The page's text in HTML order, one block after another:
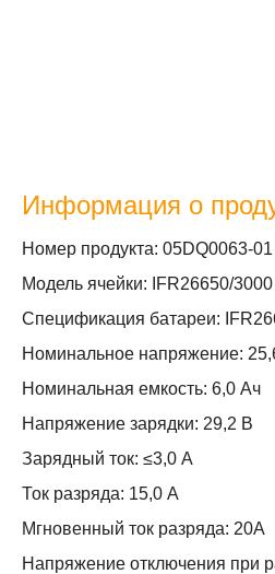
Информация о
Номер продукта: 05DQ0063-01
Модель ячейки: IFR26650/
Спецификация батареи:
Номинальное напряжение:
Номинальная емкость: 6,0 Ач
Напряжение зарядки: 29,2 В
Зарядный ток: ≤3,0 А
Ток разряда: 15,0 А
Мгновенный ток разряда: 20А
Напряжение отключения при